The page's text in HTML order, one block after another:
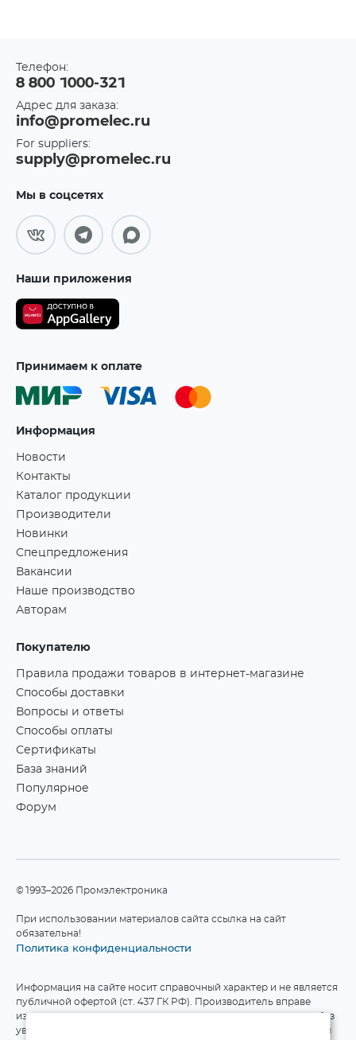
Телефон:
8 800 1000-321
Адрес для заказа:
info@promelec.ru
For suppliers:
supply@promelec.ru
Мы в соцсетях
Наши приложения
Принимаем к оплате
Информация
Новости
Контакты
Каталог продукции
Производители
Новинки
Спецпредложения
Вакансии
Наше производство
Авторам
Покупателю
Правила продажи товаров в интернет-магазине
Способы доставки
Вопросы и ответы
Способы оплаты
Сертификаты
База знаний
Популярное
Форум
©1993–2026 Промэлектроника
При использовании материалов сайта ссылка на сайт
обязательна!
Политика конфиденциальности
Информация на сайте носит справочный характер и не является
публичной офертой (ст. 437 ГК РФ). Производитель вправе
изменять технические характеристики и комплект поставки без
уведомления. Актуальные данные приведены на официальном